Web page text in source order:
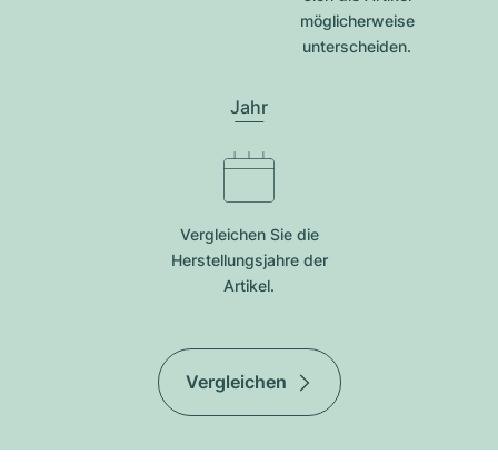
möglicherweise
unterscheiden.
Jahr
Vergleichen Sie die
Herstellungsjahre der
Artikel.
Vergleichen